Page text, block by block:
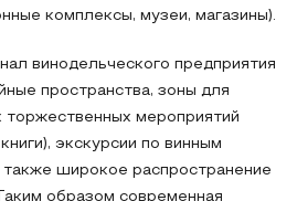
комплексы, музеи, магазины).
винодельческого предприятия
пространства, зоны для
торжественных мероприятий
экскурсии по винным
также широкое распространение
образом современная